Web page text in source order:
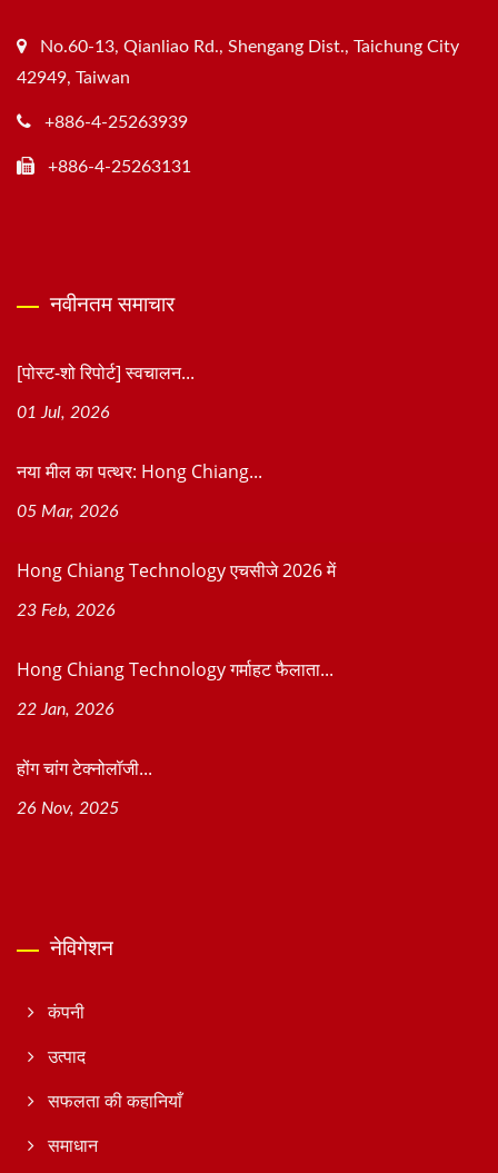
No.60-13, Qianliao Rd., Shengang Dist., Taichung City
42949, Taiwan
+886-4-25263939
+886-4-25263131
नवीनतम समाचार
[पोस्ट-शो रिपोर्ट] स्वचालन...
01 Jul, 2026
नया मील का पत्थर: Hong Chiang...
05 Mar, 2026
Hong Chiang Technology एचसीजे 2026 में
23 Feb, 2026
Hong Chiang Technology गर्माहट फैलाता...
22 Jan, 2026
होंग चांग टेक्नोलॉजी...
26 Nov, 2025
नेविगेशन
कंपनी
उत्पाद
सफलता की कहानियाँ
समाधान